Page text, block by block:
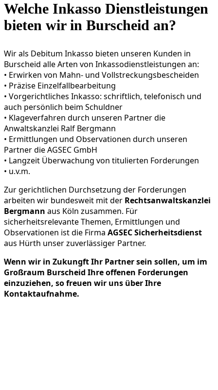
Welche Inkasso Dienstleistungen
bieten wir in Burscheid an?
Wir als Debitum Inkasso bieten unseren Kunden in
Burscheid alle Arten von Inkassodienstleistungen an:
• Erwirken von Mahn- und Vollstreckungsbescheiden
• Präzise Einzelfallbearbeitung
• Vorgericht­liches Inkasso: schriftlich, telefonisch und
auch persönlich beim Schuldner
• Klageverfahren durch unseren Partner die
Anwaltskanzlei Ralf Bergmann
• Ermittlungen und Observationen durch unseren
Partner die AGSEC GmbH
• Langzeit Überwachung von titulierten Forderungen
• u.v.m.
Zur gerichtlichen Durchsetzung der Forderungen
arbeiten wir bundesweit mit der Rechtsanwaltskanzlei
Bergmann aus Köln zusammen. Für
sicherheitsrelevante Themen, Ermittlungen und
Observationen ist die Firma AGSEC Sicherheitsdienst
aus Hürth unser zuverlässiger Partner.
Wenn wir in Zukungft Ihr Partner sein sollen, um im
Großraum Burscheid Ihre offenen Forderungen
einzuziehen, so freuen wir uns über Ihre
Kontaktaufnahme.